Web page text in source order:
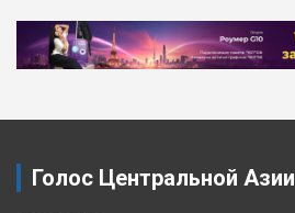
Голос Центральной Азии